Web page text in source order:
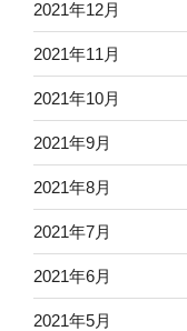
2021年12月
2021年11月
2021年10月
2021年9月
2021年8月
2021年7月
2021年6月
2021年5月